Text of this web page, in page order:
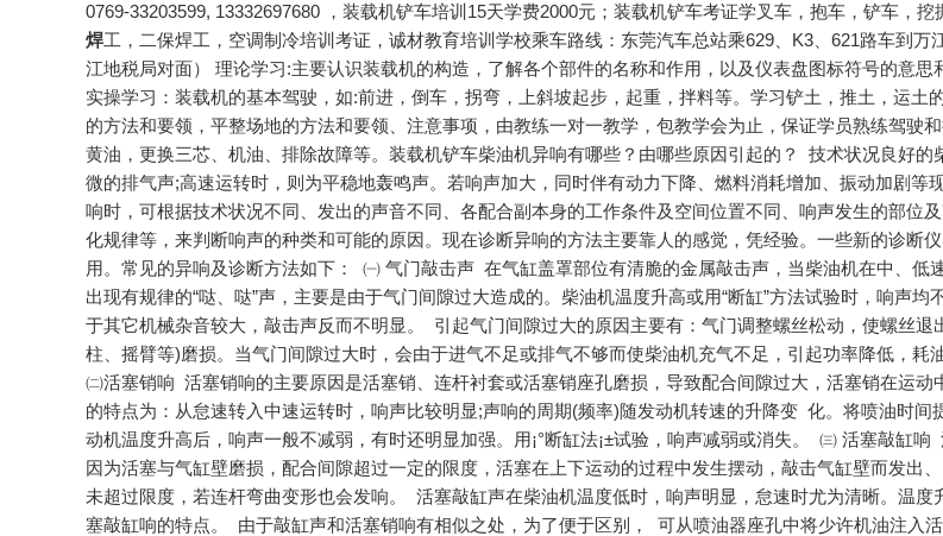
0769-33203599, 13332697680 ，装载机铲车培训15天学费2000元；装载机铲车考证学叉车，抱车，铲车，挖
焊工，二保焊工，空调制冷培训考证，诚材教育培训学校乘车路线：东莞汽车总站乘629、K3、621路车到万
江地税局对面） 理论学习:主要认识装载机的构造，了解各个部件的名称和作用，以及仪表盘图标符号的意思
实操学习：装载机的基本驾驶，如:前进，倒车，拐弯，上斜坡起步，起重，拌料等。学习铲土，推土，运土
的方法和要领，平整场地的方法和要领、注意事项，由教练一对一教学，包教学会为止，保证学员熟练驾驶
黄油，更换三芯、机油、排除故障等。装载机铲车柴油机异响有哪些？由哪些原因引起的？ 技术状况良好的
微的排气声;高速运转时，则为平稳地轰鸣声。若响声加大，同时伴有动力下降、燃料消耗增加、振动加剧等
响时，可根据技术状况不同、发出的声音不同、各配合副本身的工作条件及空间位置不同、响声发生的部位
化规律等，来判断响声的种类和可能的原因。现在诊断异响的方法主要靠人的感觉，凭经验。一些新的诊断
用。常见的异响及诊断方法如下： ㈠ 气门敲击声 在气缸盖罩部位有清脆的金属敲击声，当柴油机在中、低
出现有规律的“哒、哒”声，主要是由于气门间隙过大造成的。柴油机温度升高或用“断缸”方法试验时，响声
于其它机械杂音较大，敲击声反而不明显。 引起气门间隙过大的原因主要有：气门调整螺丝松动，使螺丝退
柱、摇臂等)磨损。当气门间隙过大时，会由于进气不足或排气不够而使柴油机充气不足，引起功率降低，耗
㈡活塞销响 活塞销响的主要原因是活塞销、连杆衬套或活塞销座孔磨损，导致配合间隙过大，活塞销在运
的特点为：从怠速转入中速运转时，响声比较明显;声响的周期(频率)随发动机转速的升降变 化。将喷油时间
动机温度升高后，响声一般不减弱，有时还明显加强。用¡°断缸法¡±试验，响声减弱或消失。 ㈢ 活塞敲缸
因为活塞与气缸壁磨损，配合间隙超过一定的限度，活塞在上下运动的过程中发生摆动，敲击气缸壁而发出
未超过限度，若连杆弯曲变形也会发响。 活塞敲缸声在柴油机温度低时，响声明显，怠速时尤为清晰。温度
塞敲缸响的特点。 由于敲缸声和活塞销响有相似之处，为了便于区别， 可从喷油器座孔中将少许机油注入